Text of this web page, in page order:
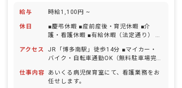
給与 時給1,100円 ~
休日
■慶弔休暇 ■産前産後・育児休暇 ■介
護・看護休暇 ■有給休暇（法定通り） ■
アクセス
JR「博多南駅」徒歩14分 ■マイカー・
バイク・自転車通勤OK（無料駐車場完
仕事内容
あいくる病児保育室にて、看護業務をお
任せします。